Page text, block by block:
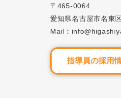
〒465-0064
愛知県名古屋市名東
Mail：
指導員の採用